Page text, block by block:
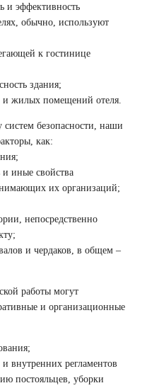
и эффективность
обычно, используют
к гостинице
здания;
и жилых помещений отеля.
систем безопасности, наши
как:
иные свойства
их организаций;
непосредственно
и чердаков, в общем –
работы могут
и организационные
и внутренних регламентов
постояльцев, уборки